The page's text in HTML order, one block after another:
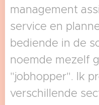
management
service en
bediende in de
noemde mezelf
"jobhopper". Ik
verschillende